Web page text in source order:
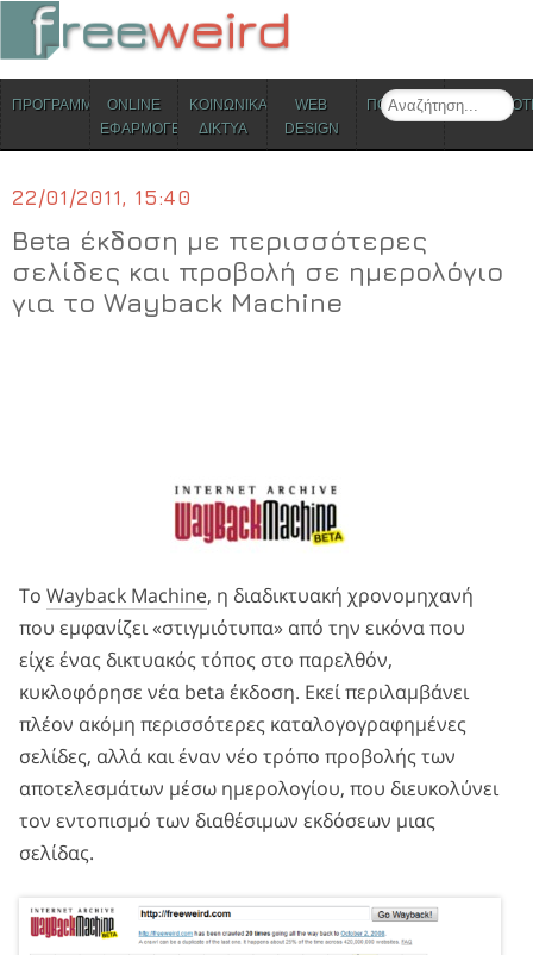
Search
Skip to content
ΠΡΟΓΡΑΜΜΑΤΑONLINE
ΕΦΑΡΜΟΓΕΣ
ΚΟΙΝΩΝΙΚΑ
ΔΙΚΤΥΑ
WEB
DESIGN
ΠΟΛΙΤΙΣΜΟΣ
22/01/2011, 15:40
Beta έκδοση με περισσότερες
σελίδες και προβολή σε ημερολόγιο
για το Wayback Machine
Το Wayback Machine, η διαδικτυακή χρονομηχανή
που εμφανίζει «στιγμιότυπα» από την εικόνα που
είχε ένας δικτυακός τόπος στο παρελθόν,
κυκλοφόρησε νέα beta έκδοση. Εκεί περιλαμβάνει
πλέον ακόμη περισσότερες καταλογογραφημένες
σελίδες, αλλά και έναν νέο τρόπο προβολής των
αποτελεσμάτων μέσω ημερολογίου, που διευκολύνει
τον εντοπισμό των διαθέσιμων εκδόσεων μιας
σελίδας.